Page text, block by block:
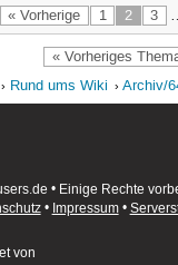
« Vorherige 1 2 3
« Vorheriges
Rund ums Wiki Archiv/
• Einige Rechte
• Impressum•
von